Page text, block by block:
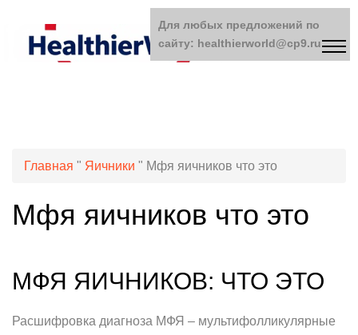
Главная " Яичники " Мфя яичников что это
Мфя яичников что это
МФЯ ЯИЧНИКОВ: ЧТО ЭТО
Расшифровка диагноза МФЯ – мультифолликулярные
Для любых предложений по
сайту: healthierworld@cp9.ru